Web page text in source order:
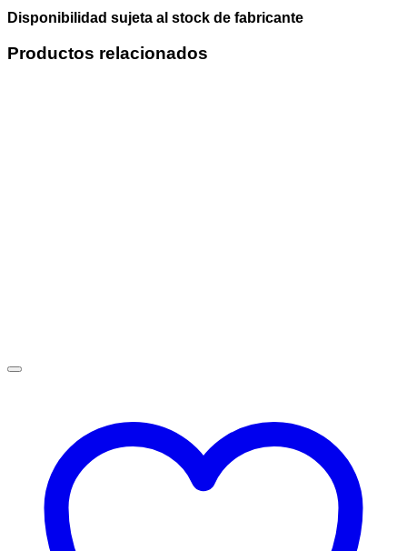
Disponibilidad sujeta al stock de fabricante
Productos relacionados